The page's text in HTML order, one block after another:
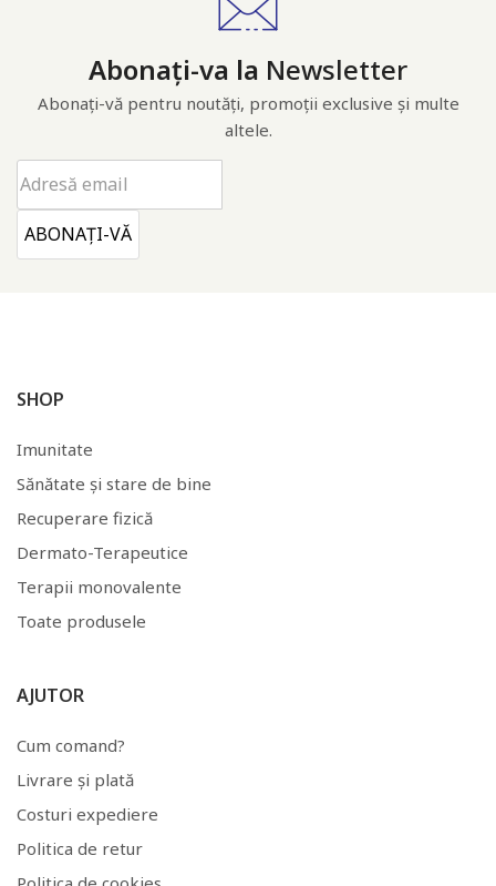
Abonați-va la Newsletter
Abonați-vă pentru noutăți, promoții exclusive și multe
altele.
SHOP
Imunitate
Sănătate și stare de bine
Recuperare fizică
Dermato-Terapeutice
Terapii monovalente
Toate produsele
AJUTOR
Cum comand?
Livrare și plată
Costuri expediere
Politica de retur